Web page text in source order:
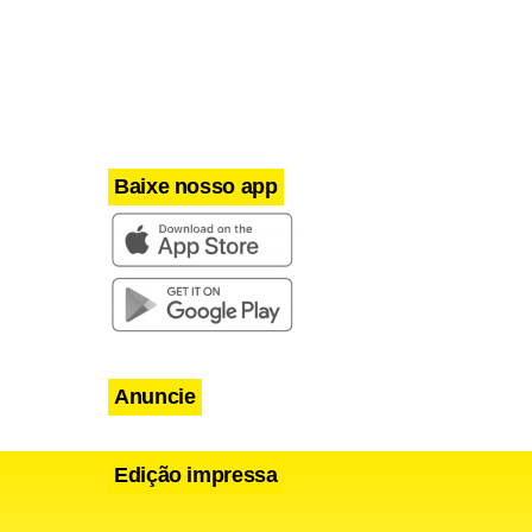
mais
armas
Baixe nosso app
Anuncie
Edição impressa